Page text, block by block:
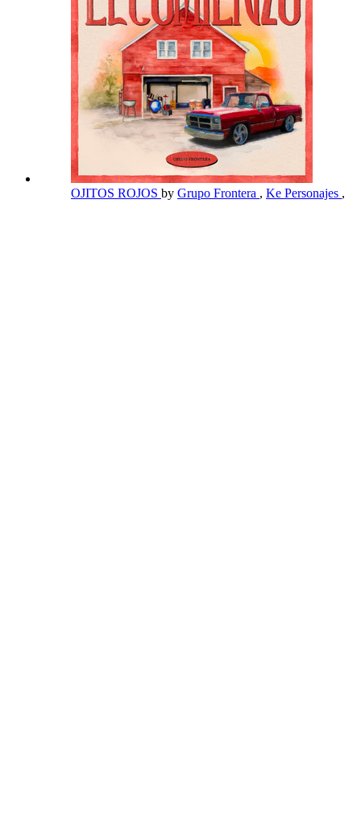
OJITOS ROJOS by Grupo Frontera , Ke Personajes ,